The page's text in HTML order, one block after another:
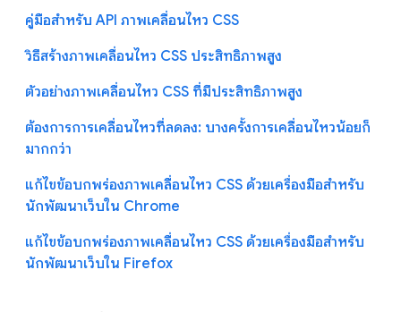
คู่มือสำหรับ API ภาพเคลื่อนไหว CSS
วิธีสร้างภาพเคลื่อนไหว CSS ประสิทธิภาพสูง
ตัวอย่างภาพเคลื่อนไหว CSS ที่มีประสิทธิภาพสูง
ต้องการการเคลื่อนไหวที่ลดลง: บางครั้งการเคลื่อนไหวน้อยก็
มากกว่า
แก้ไขข้อบกพร่องภาพเคลื่อนไหว CSS ด้วยเครื่องมือสำหรับ
นักพัฒนาเว็บใน Chrome
แก้ไขข้อบกพร่องภาพเคลื่อนไหว CSS ด้วยเครื่องมือสำหรับ
นักพัฒนาเว็บใน Firefox